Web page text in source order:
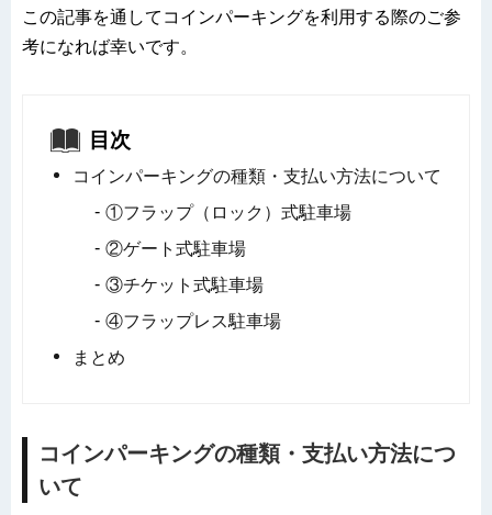
この記事を通してコインパーキングを利用する際のご参
考になれば幸いです。
目次
コインパーキングの種類・支払い方法について
①フラップ（ロック）式駐車場
②ゲート式駐車場
③チケット式駐車場
④フラップレス駐車場
まとめ
コインパーキングの種類・支払い方法につ
いて